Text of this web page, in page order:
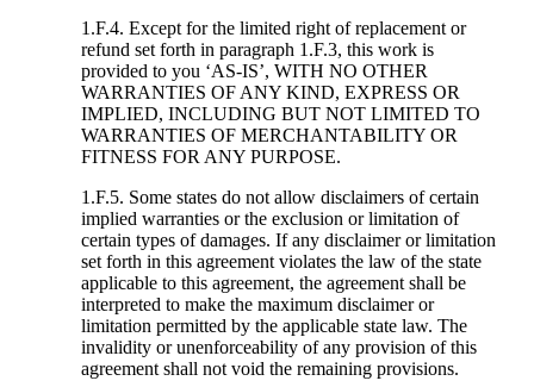
1.F.4. Except for the limited right of replacement or
refund set forth in paragraph 1.F.3, this work is
provided to you ‘AS-IS’, WITH NO OTHER
WARRANTIES OF ANY KIND, EXPRESS OR
IMPLIED, INCLUDING BUT NOT LIMITED TO
WARRANTIES OF MERCHANTABILITY OR
FITNESS FOR ANY PURPOSE.
1.F.5. Some states do not allow disclaimers of certain
implied warranties or the exclusion or limitation of
certain types of damages. If any disclaimer or limitation
set forth in this agreement violates the law of the state
applicable to this agreement, the agreement shall be
interpreted to make the maximum disclaimer or
limitation permitted by the applicable state law. The
invalidity or unenforceability of any provision of this
agreement shall not void the remaining provisions.